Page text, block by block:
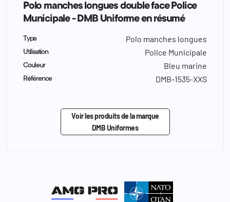
Polo manches longues double face Police
Municipale - DMB Uniforme en résumé
Type Polo manches longues
Utilisation Police Municipale
Couleur Bleu marine
Référence DMB-1535-XXS
Voir les produits de la marque
DMB Uniformes